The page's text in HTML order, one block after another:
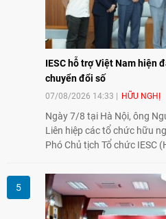
IESC hỗ trợ Việt Nam hiện
chuyển đổi số
07/08/2026 14:33 HỮU NGHỊ
Ngày 7/8 tại Hà Nội, ông
Liên hiệp các tổ chức hữu
Phó Chủ tịch Tổ chức IESC
đổi về định hướng triển khai
Nông nghiệp và An toàn
hướng tới thúc đẩy chuyển
và mở rộng hợp tác phát